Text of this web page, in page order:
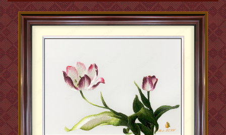
Mã sản phẩm:
XQ.3906
Kích thước:
35 x 45cm
Giá: